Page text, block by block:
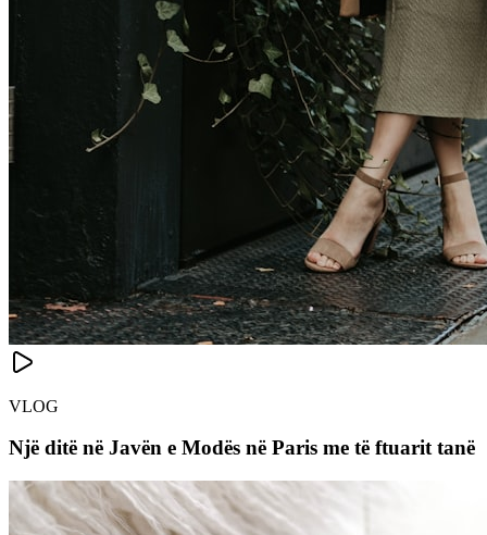
VLOG
Një ditë në Javën e Modës në Paris me të ftuarit tanë